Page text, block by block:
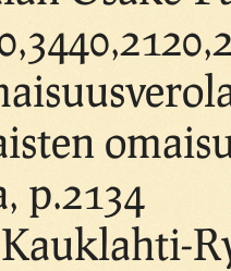
p.2134